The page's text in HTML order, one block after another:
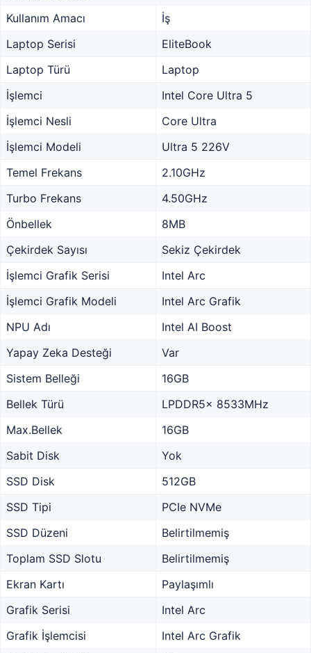
Kullanım Amacı
İş
Laptop Serisi
EliteBook
Laptop Türü
Laptop
İşlemci
Intel Core Ultra 5
İşlemci Nesli
Core Ultra
İşlemci Modeli
Ultra 5 226V
Temel Frekans
2.10GHz
Turbo Frekans
4.50GHz
Önbellek
8MB
Çekirdek Sayısı
Sekiz Çekirdek
İşlemci Grafik Serisi
Intel Arc
İşlemci Grafik Modeli
Intel Arc Grafik
NPU Adı
Intel AI Boost
Yapay Zeka Desteği
Var
Sistem Belleği
16GB
Bellek Türü
LPDDR5x 8533MHz
Max.Bellek
16GB
Sabit Disk
Yok
SSD Disk
512GB
SSD Tipi
PCIe NVMe
SSD Düzeni
Belirtilmemiş
Toplam SSD Slotu
Belirtilmemiş
Ekran Kartı
Paylaşımlı
Grafik Serisi
Intel Arc
Grafik İşlemcisi
Intel Arc Grafik